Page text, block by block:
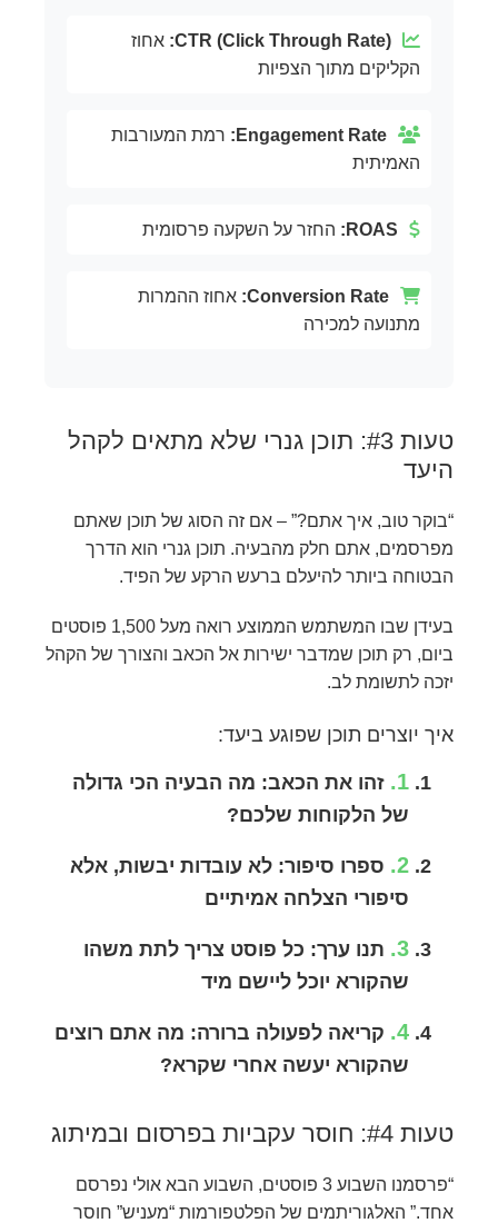
CTR (Click Through Rate): אחוז
הקליקים מתוך הצפיות
Engagement Rate:
רמת המעורבות
האמיתית
ROAS: החזר על השקעה פרסומית
Conversion Rate: אחוז ההמרות
מתנועה למכירה
טעות #3: תוכן גנרי שלא מתאים לקהל
היעד
“בוקר טוב, איך אתם?” – אם זה הסוג של תוכן שאתם
מפרסמים, אתם חלק מהבעיה. תוכן גנרי הוא הדרך
הבטוחה ביותר להיעלם ברעש הרקע של הפיד.
בעידן שבו המשתמש הממוצע רואה מעל 1,500 פוסטים
ביום, רק תוכן שמדבר ישירות אל הכאב והצורך של הקהל
יזכה לתשומת לב.
איך יוצרים תוכן שפוגע ביעד:
1. זהו את הכאב: מה הבעיה הכי גדולה
של הלקוחות שלכם?
2. ספרו סיפור: לא עובדות יבשות, אלא
סיפורי הצלחה אמיתיים
3. תנו ערך: כל פוסט צריך לתת משהו
שהקורא יוכל ליישם מיד
4. קריאה לפעולה ברורה: מה אתם רוצים
שהקורא יעשה אחרי שקרא?
טעות #4: חוסר עקביות בפרסום ובמיתוג
“פרסמנו השבוע 3 פוסטים, השבוע הבא אולי נפרסם
אחד.” האלגוריתמים של הפלטפורמות “מעניש” חוסר